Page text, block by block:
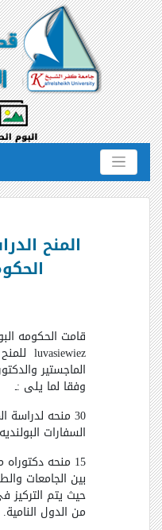
المنح
قامت الحكومه
luvasiewiez
الماجستير
وفقا لما يلى :ـ
30 منحه
السفارات
15 منحه
بين الجامعات
حيث يتم التركيز
من الدول النامية.